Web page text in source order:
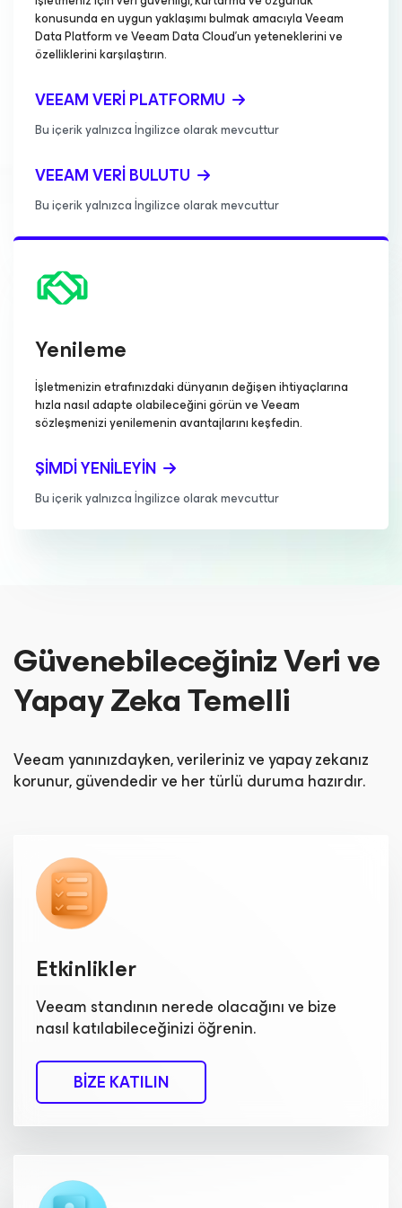
konusunda en uygun yaklaşımı bulmak amacıyla Veeam
Data Platform ve Veeam Data Cloud'un yeteneklerini ve
özelliklerini karşılaştırın.
VEEAM VERI PLATFORMU
Bu içerik yalnızca İngilizce olarak mevcuttur
VEEAM VERI BULUTU
Bu içerik yalnızca İngilizce olarak mevcuttur
Yenileme
İşletmenizin etrafınızdaki dünyanın değişen ihtiyaçlarına
hızla nasıl adapte olabileceğini görün ve Veeam
sözleşmenizi yenilemenin avantajlarını keşfedin.
ŞIMDI YENILEYIN
Bu içerik yalnızca İngilizce olarak mevcuttur
Güvenebileceğiniz Veri ve
Yapay Zeka Temelli
Veeam yanınızdayken, verileriniz ve yapay zekanız
korunur, güvendedir ve her türlü duruma hazırdır.
Etkinlikler
Veeam standının nerede olacağını ve bize
nasıl katılabileceğinizi öğrenin.
BIZE KATILIN